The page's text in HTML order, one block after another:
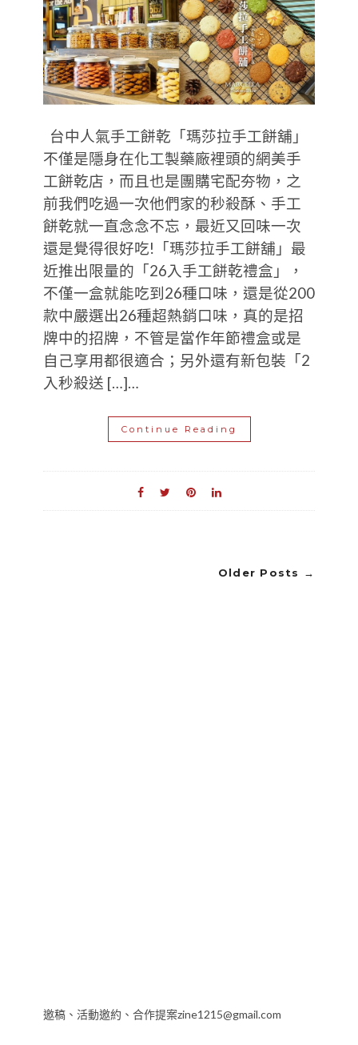
台中人氣手工餅乾「瑪莎拉手工餅舖」
不僅是隱身在化工製藥廠裡頭的網美手
工餅乾店，而且也是團購宅配夯物，之
前我們吃過一次他們家的秒殺酥、手工
餅乾就一直念念不忘，最近又回味一次
還是覺得很好吃!「瑪莎拉手工餅舖」最
近推出限量的「26入手工餅乾禮盒」，
不僅一盒就能吃到26種口味，還是從200
款中嚴選出26種超熱銷口味，真的是招
牌中的招牌，不管是當作年節禮盒或是
自己享用都很適合；另外還有新包裝「2
入秒殺送 […]…
Continue Reading
Older Posts →
邀稿、活動邀約、合作提案zine1215@gmail.com